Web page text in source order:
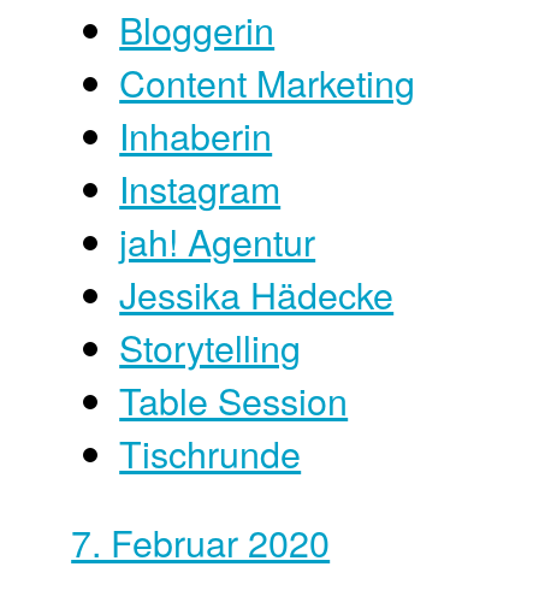
Bloggerin
Content Marketing
Inhaberin
Instagram
jah! Agentur
Jessika Hädecke
Storytelling
Table Session
Tischrunde
7. Februar 2020